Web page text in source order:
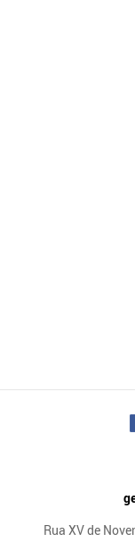
Rua XV de